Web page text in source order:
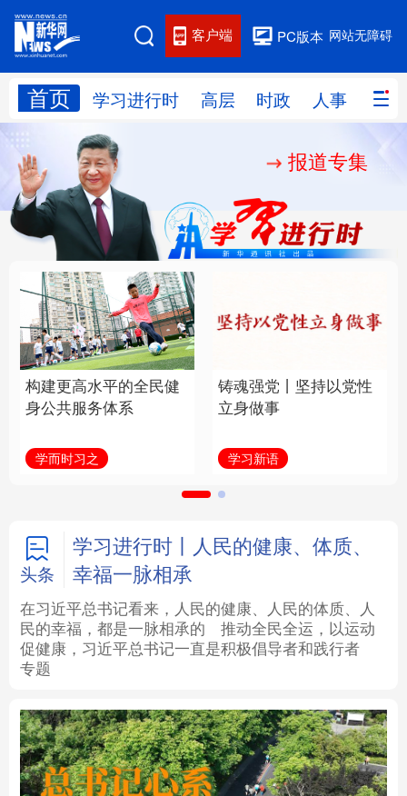
网站无障碍
PC版本
客户端
首页 学习进行时 高层 时政 人事 国际
网站地图
学习进行时 人事
国际 财经 网评
思客智库 全球连线 教育
科技 科创
文化 书画
访谈 视频 图片 政务
学术中国 乡村振兴 银龄 溯源中国
城市 旅游
彩票 娱乐 时尚 悦读
公益
文化产业
报道专集
构建更高水平的全民健
身公共服务体系
学而时习之
铸魂强党丨坚持以党性
立身做事
学习新语
头条
学习进行时丨人民的健康、体质、
幸福一脉相承
在习近平总书记看来，人民的健康、人民的体质、人
民的幸福，都是一脉相承的
推动全民全运，以运动
促健康，习近平总书记一直是积极倡导者和践行者
专题